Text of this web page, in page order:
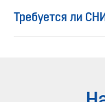
Требуется ли